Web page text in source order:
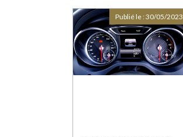
Publié le :30/05/2023